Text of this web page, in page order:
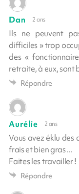
Dan 2 ans
Ils ne peuvent
difficiles » trop
des «
retraite, à eux, sont
Répondre
Aurélie 2 ans
Vous avez éklu des
frais et bien gras ...
Faites les travailler !
Répondre